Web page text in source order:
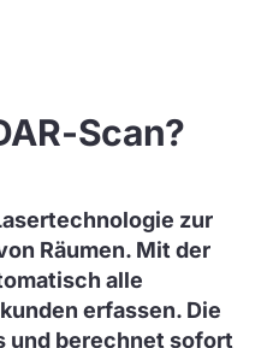
Scan?
zur
Räumen. Mit der
alle
erfassen. Die
und berechnet sofort